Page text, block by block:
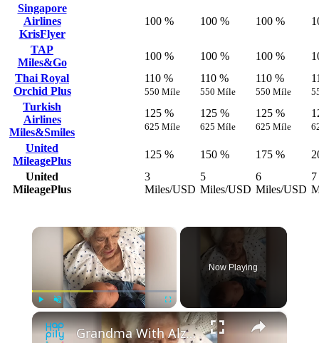
Singapore
Airlines
KrisFlyer
100 % 100 % 100 %
TAP
Miles&Go
100 % 100 % 100 %
Thai Royal
Orchid Plus
110 %
550 Míle
110 %
550 Míle
110 %
550 Míle
Turkish
Airlines
Miles&Smiles
125 %
625 Míle
125 %
625 Míle
125 %
625 Míle
United
MileagePlus
125 % 150 % 175 %
United
MileagePlus
3
Miles/USD
5
Miles/USD
6
Miles/USD
7
Fullscreen
Now Playing
×
Grandma With Alzheimer's Sings Childhood Song To Grandson | Happily TV